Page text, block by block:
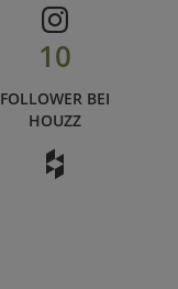
10
FOLLOWER BEI
HOUZZ